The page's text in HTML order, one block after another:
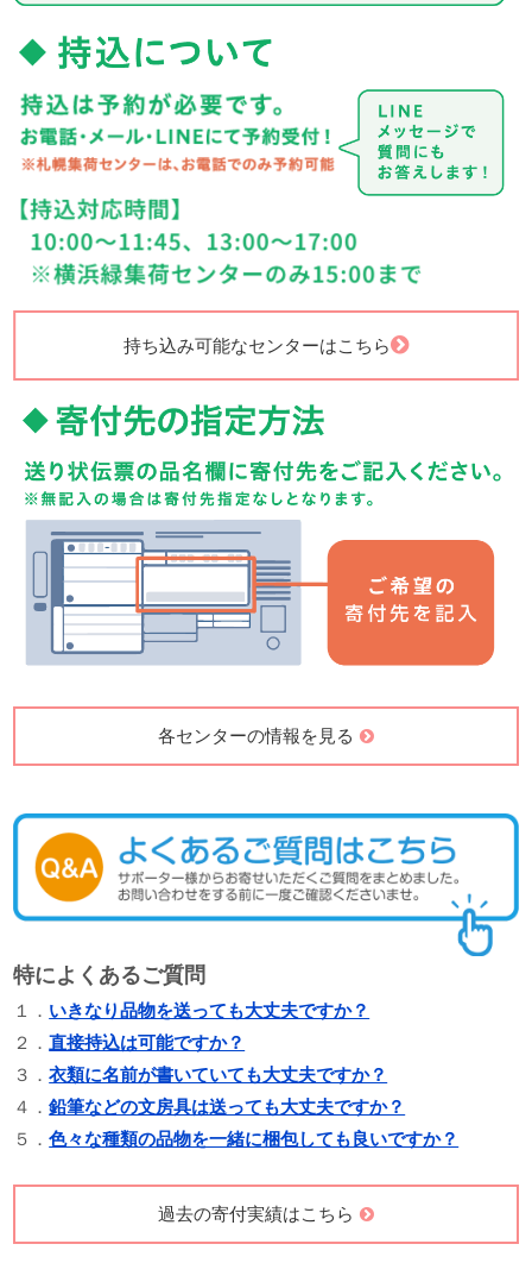
持ち込み可能なセンターはこちら
各センターの情報を見る
特によくあるご質問
１． いきなり品物を送っても大丈夫ですか？
２．直接持込は可能ですか？
３．衣類に名前が書いていても大丈夫ですか？
４．鉛筆などの文房具は送っても大丈夫ですか？
５．色々な種類の品物を一緒に梱包しても良いですか？
過去の寄付実績はこちら